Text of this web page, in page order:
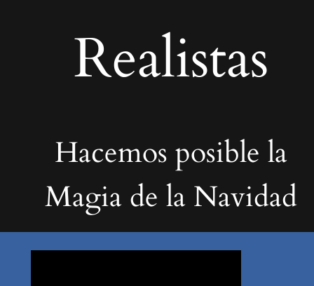
Realistas
Hacemos posible la
Magia de la Navidad